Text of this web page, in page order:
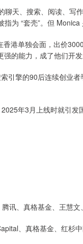
天、搜索、阅读、写
为 “套壳”。但 Monica
港单独会面，出价
的能力，成了他们开发
引擎的90后连续创业
年3月上线时就引发
讯、真格基金、王慧
、真格基金、红杉